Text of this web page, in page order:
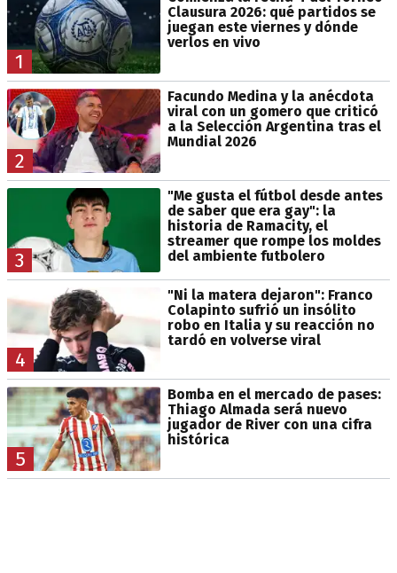
1
Clausura 2026: qué partidos se
juegan este viernes y dónde
verlos en vivo
2
Facundo Medina y la anécdota
viral con un gomero que criticó
a la Selección Argentina tras el
Mundial 2026
3
"Me gusta el fútbol desde antes
de saber que era gay": la
historia de Ramacity, el
streamer que rompe los moldes
del ambiente futbolero
4
"Ni la matera dejaron": Franco
Colapinto sufrió un insólito
robo en Italia y su reacción no
tardó en volverse viral
5
Bomba en el mercado de pases:
Thiago Almada será nuevo
jugador de River con una cifra
histórica